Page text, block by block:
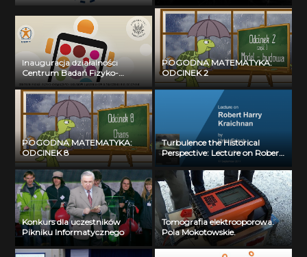
Inauguracja działalności
Centrum Badań Fizyko-
Chemicznych Układów i
Materiałów o Znaczeniu
Biologicznym: dr Krzysztof
Ginalski
POGODNA MATEMATYKA:
ODCINEK 2
POGODNA MATEMATYKA:
ODCINEK 8
Turbulence the Historical
Perspective: Lecture on Robert
Harry Kraichnan by Uriel Frish
(17.09.2011)
Konkurs dla uczestników
Pikniku Informatycznego
Tomografia elektrooporowa.
Pola Mokotowskie.